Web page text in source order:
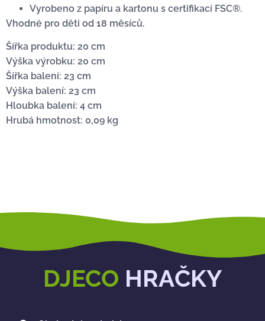
Vyrobeno z papíru a kartonu s certifikací FSC®.
Vhodné pro děti od 18 měsíců.
Šířka produktu: 20 cm
Výška výrobku: 20 cm
Šířka balení: 23 cm
Výška balení: 23 cm
Hloubka balení: 4 cm
Hrubá hmotnost: 0,09 kg
DJECO HRAČKY